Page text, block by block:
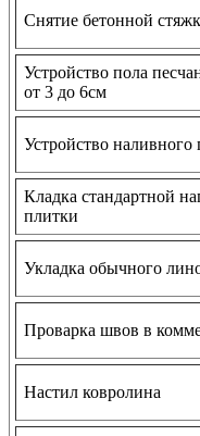
Снятие бетонной
Устройство пола
от 3 до 6см
Устройство наливного
Кладка стандартной
плитки
Укладка обычного
Проварка швов в
Настил ковролина